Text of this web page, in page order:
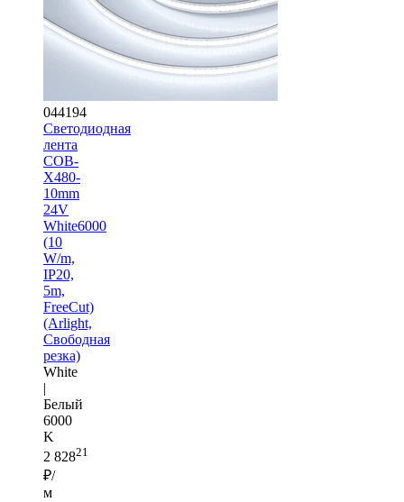
044194
Светодиодная
лента
COB-
X480-
10mm
24V
White6000
(10
W/m,
IP20,
5m,
FreeCut)
(Arlight,
Свободная
резка)
White
|
Белый
6000
K
2 82821
₽/
м